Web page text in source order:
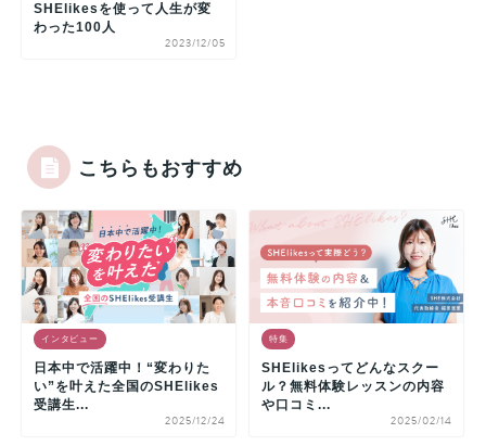
SHElikesを使って人生が変
わった100人
2023/12/05
こちらもおすすめ
インタビュー
日本中で活躍中！“変わりた
い”を叶えた全国のSHElikes
受講生...
2025/12/24
特集
SHElikesってどんなスクー
ル？無料体験レッスンの内容
や口コミ...
2025/02/14